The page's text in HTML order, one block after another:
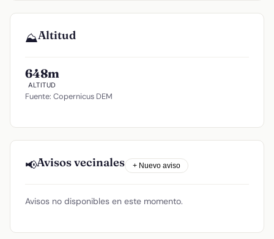
⛰️Altitud
648m
ALTITUD
Fuente: Copernicus DEM
📢Avisos vecinales + Nuevo aviso
Avisos no disponibles en este momento.